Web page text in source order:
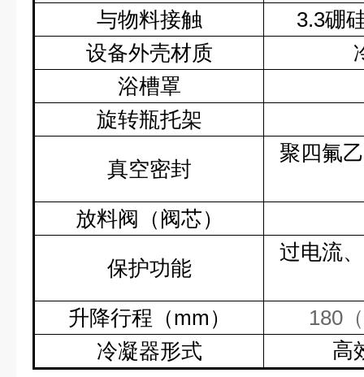
与物料接触
3.3硼
设备外壳材质
浴槽罩
旋转瓶托架
真空密封
聚四氟
放料阀（阀芯）
保护功能
过电流
升降行程（mm ） 180
冷凝器形式
高